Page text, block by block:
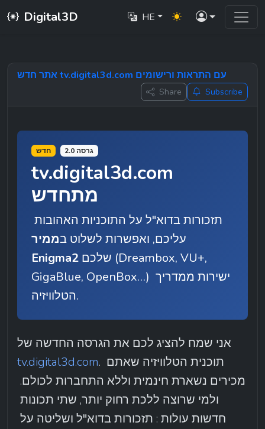
Digital3D HE
אתר חדש tv.digital3d.com עם התראות ורישומים
Share Subscribe
חדש גרסה 2.0
tv.digital3d.com
מתחדש
עליכם, ואפשרות לשלוט בממיר
Enigma2
GigaBlue, OpenBox…) ישירות ממדריך
הטלוויזיה.
tv.digital3d.com. תוכנית הטלוויזיה שאתם
מכירים נשארת חינמית וללא התחברות
חדשות עולות : תזכורות בדוא"ל ו